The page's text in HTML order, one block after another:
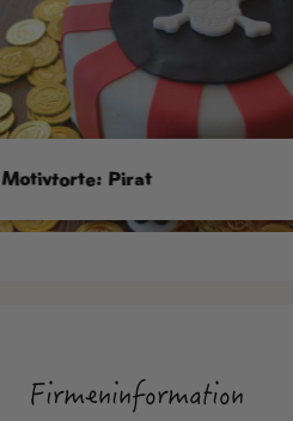
Motivtorte: Pirat
Firmeninformation